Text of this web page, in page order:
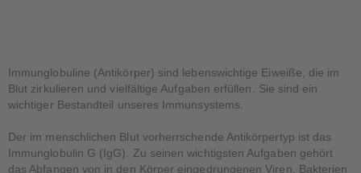
Immunglobuline (Antikörper) sind lebenswichtige Eiweiße, die im
Blut zirkulieren und vielfältige Aufga­ben erfüllen. Sie sind ein
wichtiger Bestandteil unseres Immun­systems.
Der im menschlichen Blut vorherrschende Antikörpertyp ist das
Immunglobulin G (IgG). Zu seinen wichtigsten Aufgaben gehört
das Abfangen von in den Körper eingedrun­genen Viren, Bakterien